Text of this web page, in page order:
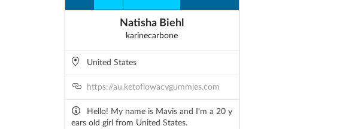
Natisha Biehl
karinecarbone
United States
https://au.ketoflowacvgummies.com
Hello! My name is Mavis and I'm a 20 y
ears old girl from United States.